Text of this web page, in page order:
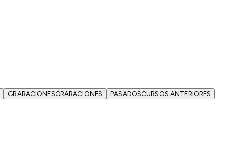
GRABACIONESGRABACIONES PASADOSCURSOS ANTERIORES